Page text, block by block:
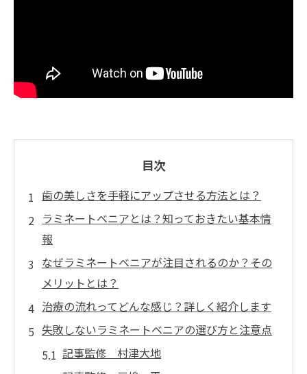
目次
歯の美しさを手軽にアップさせる方法とは？
ラミネートベニアとは？知っておきたい基本情
報
なぜラミネートベニアが注目されるのか？その
メリットとは？
治療の流れってどんな感じ？詳しく紹介します
失敗しないラミネートベニアの選び方と注意点
記事監修 村津大地